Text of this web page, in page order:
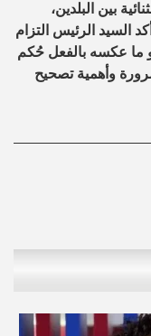
بين البلدين،
السيد الرئيس التزام
ما عكسه بالفعل حُكم
وأهمية تصحيح